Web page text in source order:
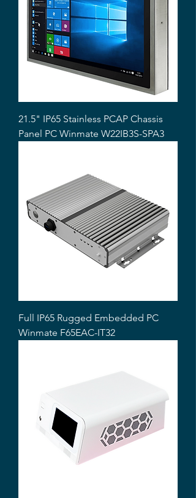
21.5" IP65 Stainless PCAP Chassis
Panel PC Winmate W22IB3S-SPA3
Full IP65 Rugged Embedded PC
Winmate F65EAC-IT32